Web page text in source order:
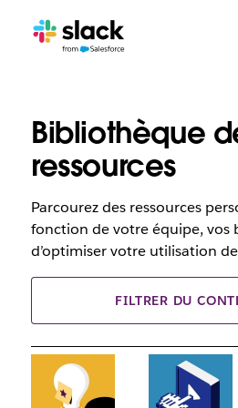
Bibliothèque
ressources
Parcourez des ressources
fonction de votre équipe, vos
d’optimiser votre utilisation de
FILTRER DU